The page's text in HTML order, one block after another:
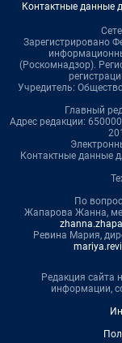
Контактные данные
Зарегистрировано
(Роскомнадзор).
Учредитель:
Главный
Адрес редакции:
Контактные данные
По
Жапарова Жанна,
Ревина Мария,
Редакция сайта
информации,